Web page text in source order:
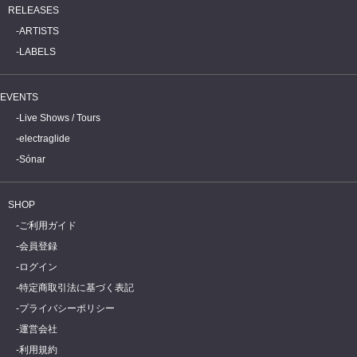
RELEASES
ARTISTS
LABELS
EVENTS
Live Shows / Tours
electraglide
Sónar
SHOP
ご利用ガイド
会員登録
ログイン
特定商取引法に基づく表記
プライバシーポリシー
運営会社
利用規約